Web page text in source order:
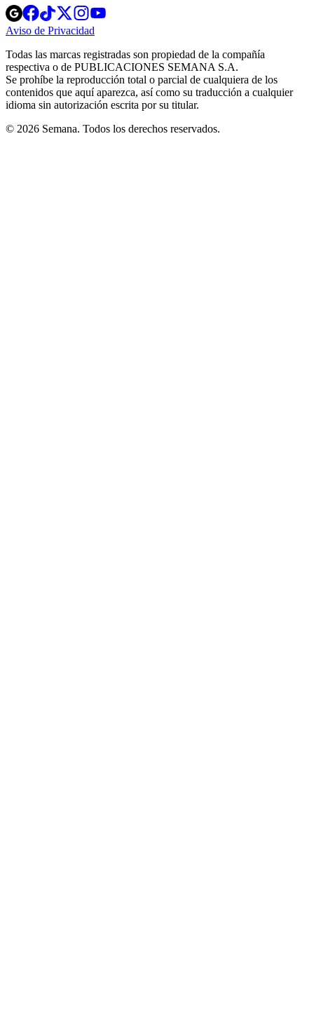
Opens
in
new
Opens
in
new
Opens
in
new
window
Opens
new
windowwindow
Aviso de Privacidad
new
window
Todas las marcas registradas son propiedad de la compañía
respectiva o de PUBLICACIONES SEMANA S.A.
Se prohíbe la reproducción total o parcial de cualquiera de los
contenidos que aquí aparezca, así como su traducción a cualquier
idioma sin autorización escrita por su titular.
© 2026 Semana. Todos los derechos reservados.